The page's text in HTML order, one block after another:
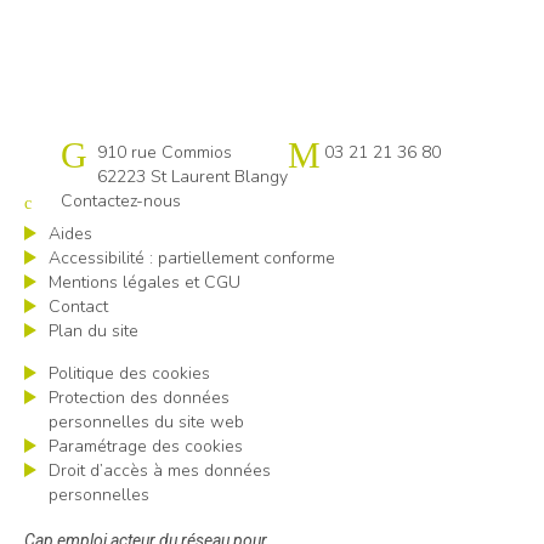
Cap emploi Pas-de-Calais centre
910 rue Commios
62223 St Laurent Blangy
03 21 21 36 80
Contactez-nous
Aides
Accessibilité : partiellement conforme
Mentions légales et CGU
Contact
Plan du site
Politique des cookies
Protection des données
personnelles du site web
Paramétrage des cookies
Droit d’accès à mes données
personnelles